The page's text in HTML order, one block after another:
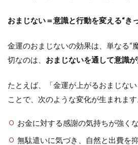
おまじない＝意識と行動を変える“き
金運のおまじないの効果は、単なる“
切なのは、 おまじないを通して意識
たとえば、「金運が上がるおまじな
ことで、次のような変化が生まれます
お金に対する感謝の気持ちが強く
無駄遣いに気づき、自然と出費を